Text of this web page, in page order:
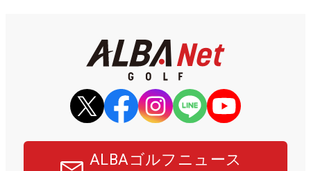
ALBAゴルフニュース